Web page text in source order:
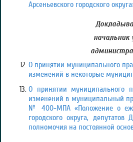
Арсеньевского городского
начальник
О принятии муниципального
изменений в некоторые
О принятии муниципального
изменений в муниципальный
№ 400-МПА «Положение о
городского округа,
полномочия на постоянной